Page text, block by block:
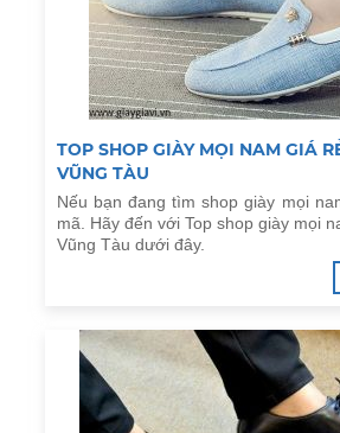
TOP SHOP GIÀY MỌI NAM GIÁ
VŨNG TÀU
Nếu bạn đang tìm shop giày mọi
mã. Hãy đến với Top shop giày mọi
Vũng Tàu dưới đây.